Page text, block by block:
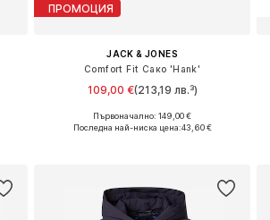
ПРОМОЦИЯ
JACK & JONES
Comfort Fit Сако 'Hank'
109,00 €(213,19 лв.³)
Налични размери: 46, 48, 50, 52, 56
Първоначално: 149,00 €
Последна най-ниска цена:43,60 €